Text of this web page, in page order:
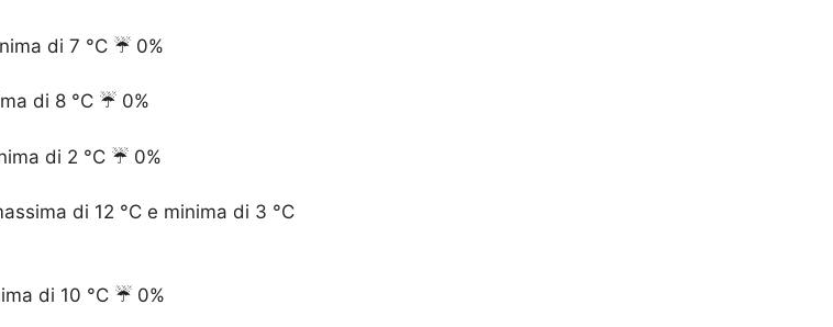
di 7 °C ☔️ 0%
di 8 °C ☔️ 0%
di 2 °C ☔️ 0%
di 12 °C e minima di 3 °C
di 10 °C ☔️ 0%